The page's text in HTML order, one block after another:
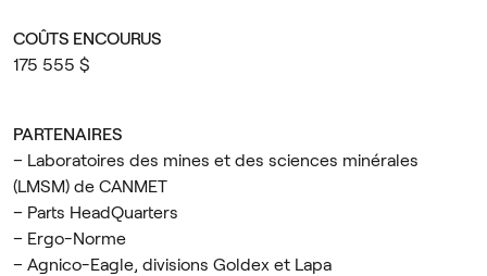
COÛTS ENCOURUS
175 555 $
PARTENAIRES
– Laboratoires des mines et des sciences minérales
(LMSM) de CANMET
– Parts HeadQuarters
– Ergo-Norme
– Agnico-Eagle, divisions Goldex et Lapa